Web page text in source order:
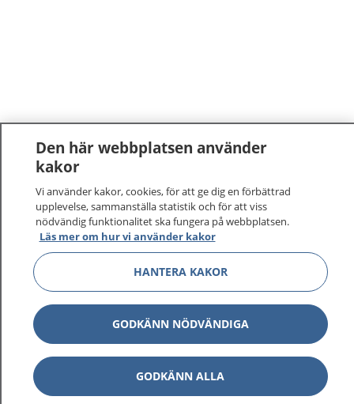
Den här webbplatsen använder
kakor
Vi använder kakor, cookies, för att ge dig en förbättrad
upplevelse, sammanställa statistik och för att viss
nödvändig funktionalitet ska fungera på webbplatsen.
Läs mer om hur vi använder kakor
HANTERA KAKOR
GODKÄNN NÖDVÄNDIGA
GODKÄNN ALLA